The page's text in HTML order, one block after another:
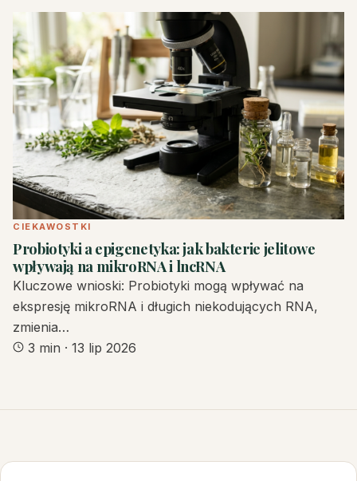
CIEKAWOSTKI
Probiotyki a epigenetyka: jak bakterie jelitowe
wpływają na mikroRNA i lncRNA
Kluczowe wnioski: Probiotyki mogą wpływać na
ekspresję mikroRNA i długich niekodujących RNA,
zmienia…
3 min · 13 lip 2026